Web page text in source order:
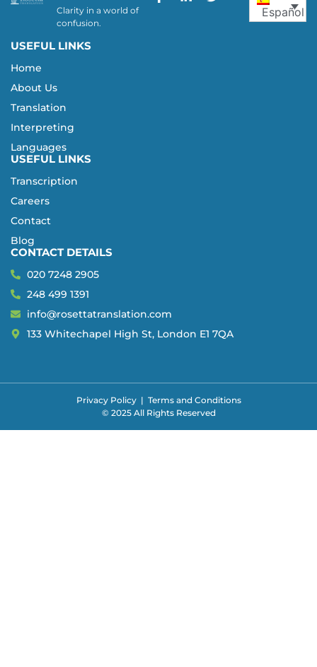
Clarity in a world of
confusion.
Español
USEFUL LINKS
Home
About Us
Translation
Interpreting
Languages
USEFUL LINKS
Transcription
Careers
Contact
Blog
CONTACT DETAILS
020 7248 2905
248 499 1391
info@rosettatranslation.com
133 Whitechapel High St, London E1 7QA
Privacy Policy| Terms and Conditions
© 2025 All Rights Reserved